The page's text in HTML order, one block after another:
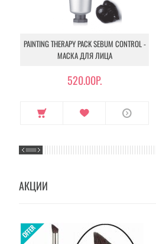
PAINTING THERAPY PACK SEBUM CONTROL -
МАСКА ДЛЯ ЛИЦА
520.00Р.
АКЦИИ